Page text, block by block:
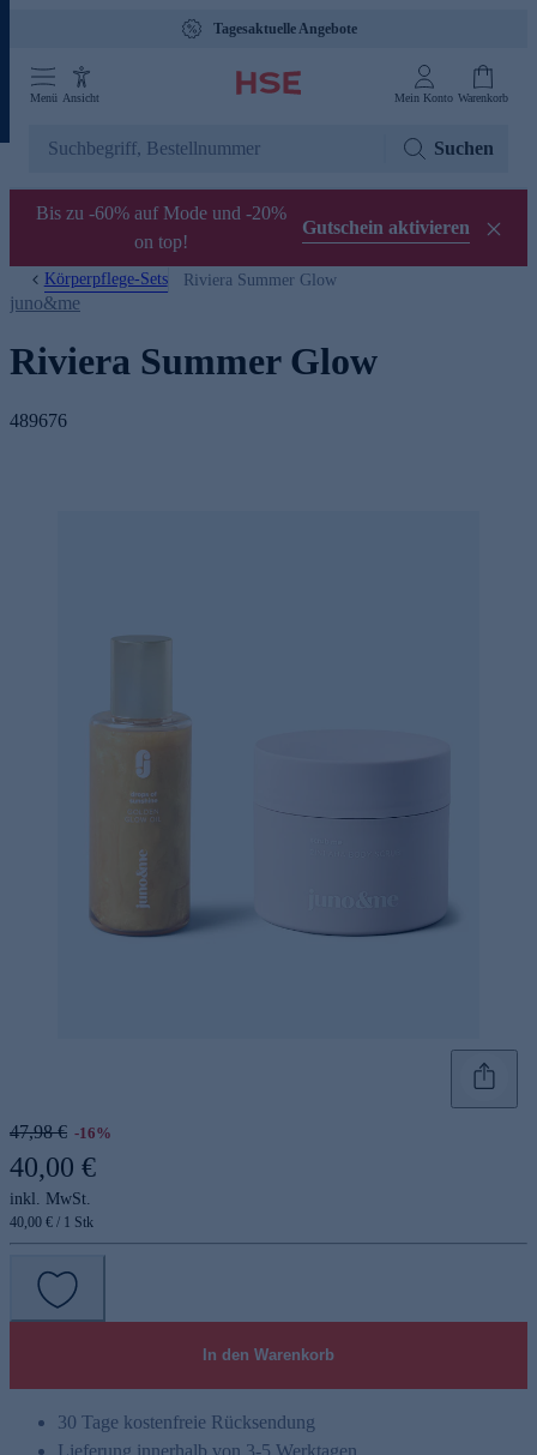
Tagesaktuelle Angebote
Menü Ansicht Mein Konto Warenkorb
Suchen
Bis zu -60% auf Mode und -20%
on top!
Gutschein aktivieren
Körperpflege-Sets Riviera Summer Glow
juno&me
Riviera Summer Glow
489676
47,98 € -16%
40,00 €
inkl. MwSt.
40,00 € / 1 Stk
In den Warenkorb
30 Tage kostenfreie Rücksendung
Lieferung innerhalb von 3-5 Werktagen